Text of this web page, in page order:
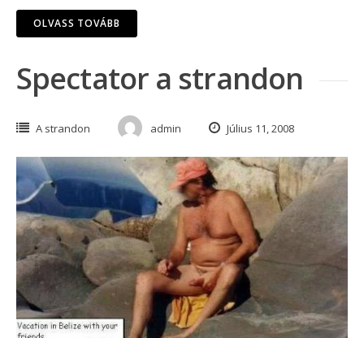
OLVASS TOVÁBB
Spectator a strandon
A strandon admin Július 11, 2008